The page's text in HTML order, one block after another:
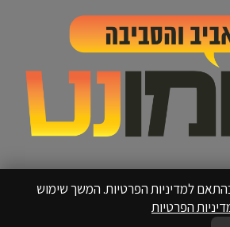
למדיניות הפרטיות. המשך שימוש
הפרטיות